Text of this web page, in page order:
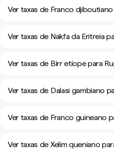
Ver taxas de Franco
Ver taxas de Nakfa da Eritreia
Ver taxas de Birr etíope para
Ver taxas de Dalasi gambiano
Ver taxas de Franco guineano
Ver taxas de Xelim queniano